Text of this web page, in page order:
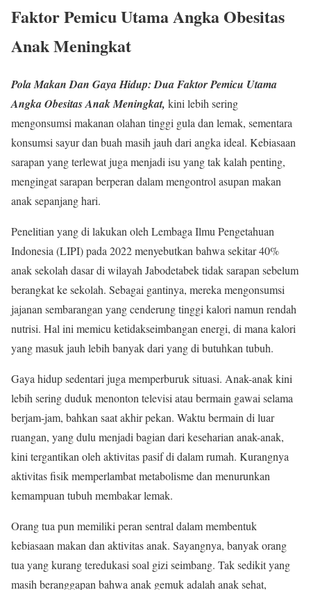
Faktor Pemicu UtamaAngka Obesitas
Anak Meningkat
Pola Makan Dan Gaya Hidup: Dua Faktor Pemicu Utama
Angka Obesitas Anak Meningkat, kini lebih sering
mengonsumsi makanan olahan tinggi gula dan lemak, sementara
konsumsi sayur dan buah masih jauh dari angka ideal. Kebiasaan
sarapan yang terlewat juga menjadi isu yang tak kalah penting,
mengingat sarapan berperan dalam mengontrol asupan makan
anak sepanjang hari.
Penelitian yang di lakukan oleh Lembaga Ilmu Pengetahuan
Indonesia (LIPI) pada 2022 menyebutkan bahwa sekitar 40%
anak sekolah dasar di wilayah Jabodetabek tidak sarapan sebelum
berangkat ke sekolah. Sebagai gantinya, mereka mengonsumsi
jajanan sembarangan yang cenderung tinggi kalori namun rendah
nutrisi. Hal ini memicu ketidakseimbangan energi, di mana kalori
yang masuk jauh lebih banyak dari yang di butuhkan tubuh.
Gaya hidup sedentari juga memperburuk situasi. Anak-anak kini
lebih sering duduk menonton televisi atau bermain gawai selama
berjam-jam, bahkan saat akhir pekan. Waktu bermain di luar
ruangan, yang dulu menjadi bagian dari keseharian anak-anak,
kini tergantikan oleh aktivitas pasif di dalam rumah. Kurangnya
aktivitas fisik memperlambat metabolisme dan menurunkan
kemampuan tubuh membakar lemak.
Orang tua pun memiliki peran sentral dalam membentuk
kebiasaan makan dan aktivitas anak. Sayangnya, banyak orang
tua yang kurang teredukasi soal gizi seimbang. Tak sedikit yang
masih beranggapan bahwa anak gemuk adalah anak sehat,